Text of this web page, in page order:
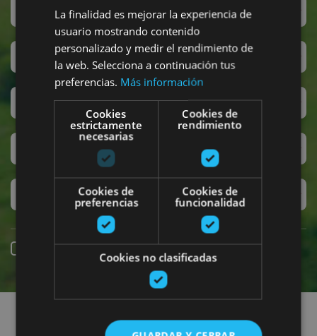
Leisure activities and others
San Fermin
Accesibilidad
Turismo regenerativo
Experiencias exclusivas
Online booking
Find plans
La finalidad es mejorar la experiencia de
usuario mostrando contenido
personalizado y medir el rendimiento de
la web. Selecciona a continuación tus
preferencias. Más información
Cookies
estrictamente
necesarias
Cookies de
rendimiento
Cookies de
preferencias
Cookies de
funcionalidad
Cookies no clasificadas